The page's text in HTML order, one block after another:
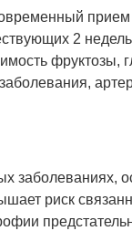
прием
2
фруктозы,
риск